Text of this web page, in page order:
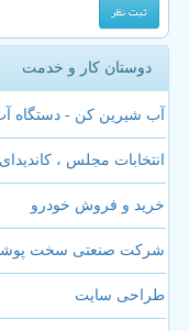
دوستان کار و خدمت
آب شیرین کن - دستگاه
انتخابات مجلس ،
خرید و فروش خودرو
شرکت صنعتی سخت
طراحی سایت